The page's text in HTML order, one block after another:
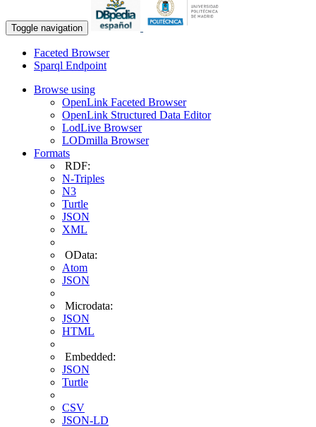
Toggle navigation
Faceted Browser
Sparql Endpoint
Browse using
OpenLink Faceted Browser
OpenLink Structured Data Editor
LodLive Browser
LODmilla Browser
Formats
RDF:
N-Triples
N3
Turtle
JSON
XML
OData:
Atom
JSON
Microdata:
JSON
HTML
Embedded:
JSON
Turtle
CSV
JSON-LD